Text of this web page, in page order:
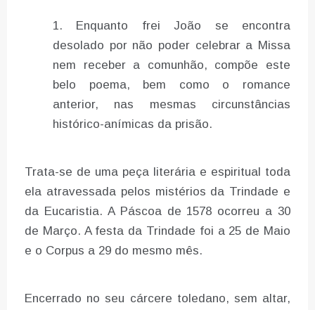
Enquanto frei João se encontra
desolado por não poder celebrar a Missa
nem receber a comunhão, compõe este
belo poema, bem como o romance
anterior, nas mesmas circunstâncias
histórico-anímicas da prisão.
Trata-se de uma peça literária e espiritual toda
ela atravessada pelos mistérios da Trindade e
da Eucaristia. A Páscoa de 1578 ocorreu a 30
de Março. A festa da Trindade foi a 25 de Maio
e o Corpus a 29 do mesmo mês.
Encerrado no seu cárcere toledano, sem altar,